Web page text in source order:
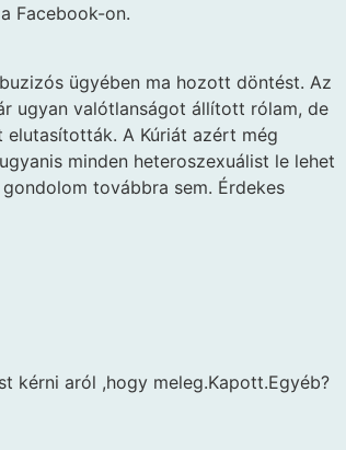
Facebook-on.
ügyében ma hozott döntést. Az
ugyan valótlanságot állított rólam, de
A Kúriát azért még
minden heteroszexuálist le lehet
továbbra sem. Érdekes
kérni aról ,hogy meleg.Kapott.Egyéb?